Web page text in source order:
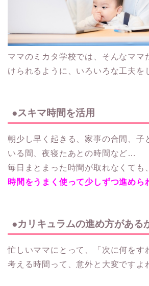
ママのミカタ学校では、そんなママ
けられるように、いろいろな工夫を
●スキマ時間を活用
朝少し早く起きる、家事の合間、子
いる間、夜寝たあとの時間など…
毎日まとまった時間が取れなくても
時間をうまく使って少しずつ進めら
●カリキュラムの進め方がある
忙しいママにとって、「次に何をす
考える時間って、意外と大変ですよ